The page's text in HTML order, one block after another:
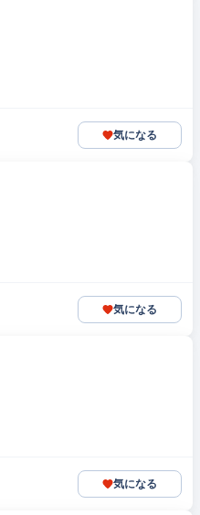
気になる
気になる
気になる